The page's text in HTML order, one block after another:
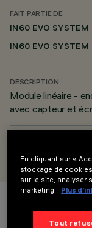
FAIT PARTIE DE
IN60 EVO
IN60 EVO SYSTEM
DESCRIPTION
Module linéaire -
avec capteur et
COULEUR
En cliquant sur «
stockage de
sur le site, analyser
marketing.
Plus
Tout